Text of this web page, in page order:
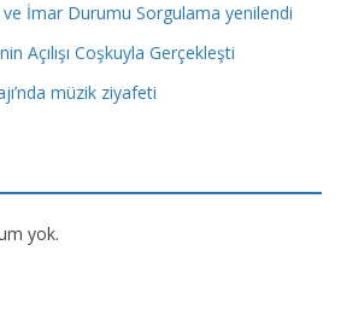
ve İmar Durumu Sorgulama yenilendi
Açılışı Coşkuyla Gerçekleşti
müzik ziyafeti
yok.